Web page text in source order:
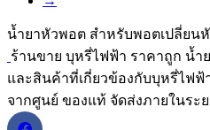
น้ำยาหัวพอต สำหรับพอตเปลี่ยน
ร้านขาย บุหรี่ไฟฟ้า ราคาถูก น้ำ
และสินค้าที่เกี่ยวข้องกับบุหรี่ไฟ
จากศูนย์ ของแท้ จัดส่งภายในระ